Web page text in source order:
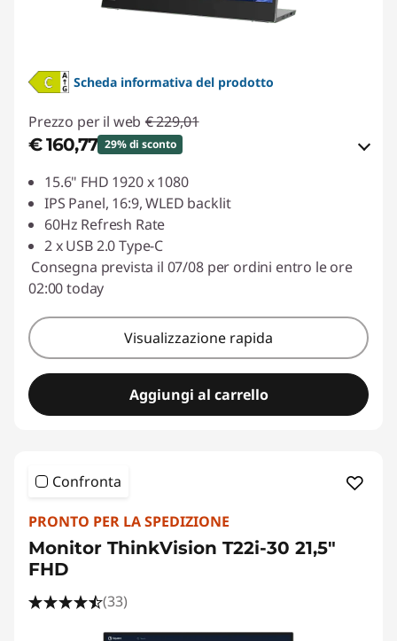
Scheda informativa del prodotto
Prezzo per il web € 229,01
€ 160,77 29% di sconto
Risparmi eCoupon :-€ 68,24
Usa il coupon :LUGLIO
15.6" FHD 1920 x 1080
IPS Panel, 16:9, WLED backlit
60Hz Refresh Rate
2 x USB 2.0 Type-C
Consegna prevista il 07/08 per ordini entro le ore
02:00 today
Visualizzazione rapida
Aggiungi al carrello
Confronta
PRONTO PER LA SPEDIZIONE
Monitor ThinkVision T22i-30 21,5"
FHD
(33)